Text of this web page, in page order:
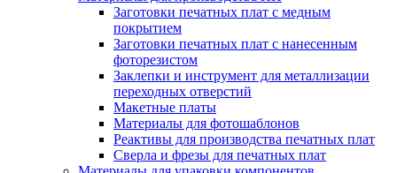
Заготовки печатных плат с медным
покрытием
Заготовки печатных плат с нанесенным
фоторезистом
Заклепки и инструмент для металлизации
переходных отверстий
Макетные платы
Материалы для фотошаблонов
Реактивы для производства печатных плат
Сверла и фрезы для печатных плат